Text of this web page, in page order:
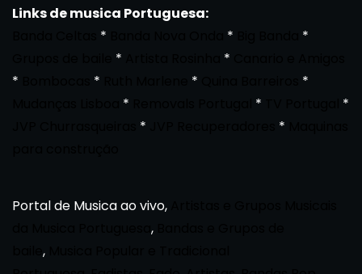
Links de musica Portuguesa:
* *
*
* *
*
* *
*
* *
*
* *
Portal de Musica ao vivo,
,
,